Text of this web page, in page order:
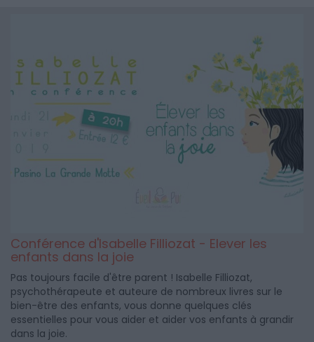
Conférence d'Isabelle Filliozat - Elever les
enfants dans la joie
Pas toujours facile d'être parent ! Isabelle Filliozat,
psychothérapeute et auteure de nombreux livres sur le
bien-être des enfants, vous donne quelques clés
essentielles pour vous aider et aider vos enfants à grandir
dans la joie.